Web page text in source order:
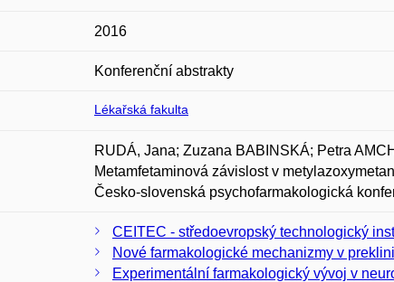
2016
Konferenční abstrakty
Lékařská fakulta
RUDÁ, Jana; Zuzana BABINSKÁ; Petra
Metamfetaminová závislost v
Česko-slovenská psychofarmakologická
CEITEC - středoevropský technologický
Nové farmakologické mechanizmy v
Experimentální farmakologický vývoj v